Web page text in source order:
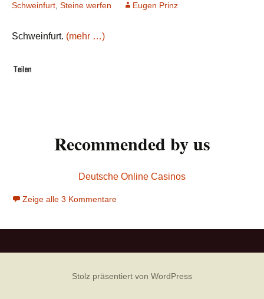
Schweinfurt Steine werfen Eugen Prinz
Schweinfurt. (mehr …)
Recommended by us
Deutsche Online Casinos
Zeige alle 3 Kommentare
Stolz präsentiert von WordPress